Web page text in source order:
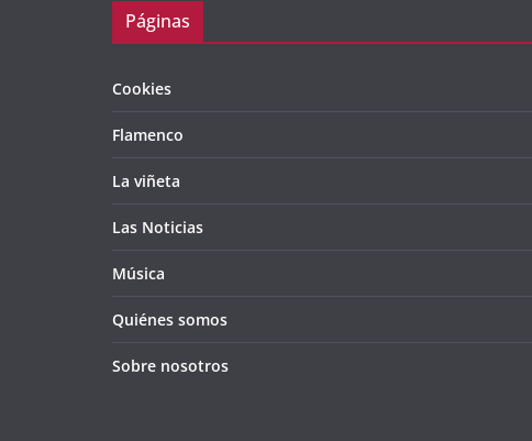
Páginas
Cookies
Flamenco
La viñeta
Las Noticias
Música
Quiénes somos
Sobre nosotros